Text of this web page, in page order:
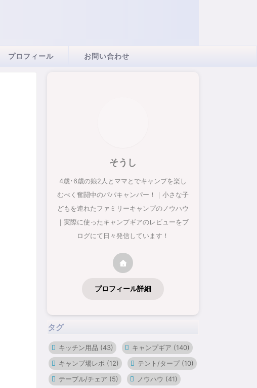
プロフィール お問い合わせ
そうし
4歳･6歳の娘2人とママとでキャンプを楽し
むべく奮闘中のパパキャンパー！｜小さな子
どもを連れたファミリーキャンプのノウハウ
｜実際に使ったキャンプギアのレビューをブ
ログにて日々発信しています！
プロフィール詳細
タグ
キッチン用品 (43) キャンプギア (140)
キャンプ場レポ (12) テント/タープ(10)
テーブル/チェア (5) ノウハウ (41)